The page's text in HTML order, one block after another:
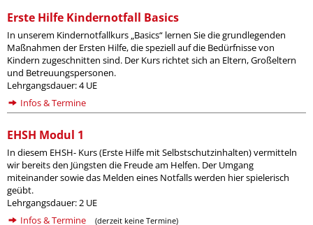
Erste Hilfe Kindernotfall Basics
In unserem Kindernotfallkurs „Basics“ lernen Sie die grundlegenden
Maßnahmen der Ersten Hilfe, die speziell auf die Bedürfnisse von
Kindern zugeschnitten sind. Der Kurs richtet sich an Eltern, Großeltern
und Betreuungspersonen.
Lehrgangsdauer: 4 UE
Infos & Termine
EHSH Modul 1
In diesem EHSH- Kurs (Erste Hilfe mit Selbstschutzinhalten) vermitteln
wir bereits den Jüngsten die Freude am Helfen. Der Umgang
miteinander sowie das Melden eines Notfalls werden hier spielerisch
geübt.
Lehrgangsdauer: 2 UE
Infos & Termine
(derzeit keine Termine)